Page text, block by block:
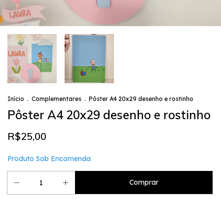
Início . Complementares . Pôster A4 20x29 desenho e rostinho
Pôster A4 20x29 desenho e rostinho
R$25,00
Produto Sob Encomenda